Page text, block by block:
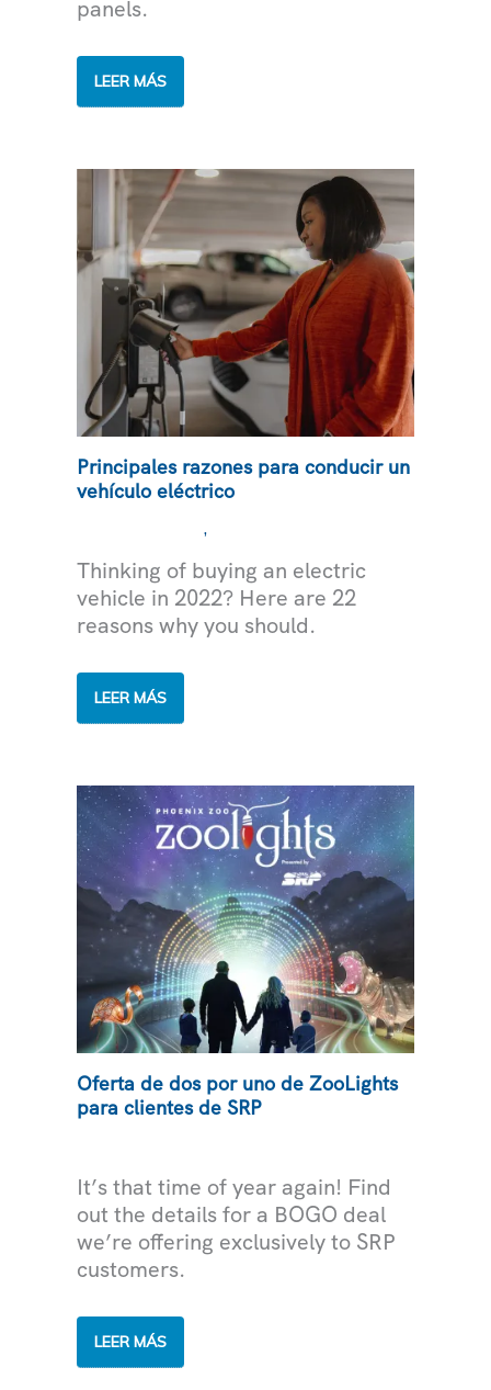
panels.
ALIMENTANDO
RED
SOLAR
LEER MÁS
Principales razones para conducir un
vehículo eléctrico
,
Thinking of buying an electric
vehicle in 2022? Here are 22
reasons why you should.
PRINCIPALES
PARA
ELÉCTRICO
LEER MÁS
Oferta de dos por uno de ZooLights
para clientes de SRP
It’s that time of year again! Find
out the details for a BOGO deal
we’re offering exclusively to SRP
customers.
OFERTA
DOS
LEER MÁS